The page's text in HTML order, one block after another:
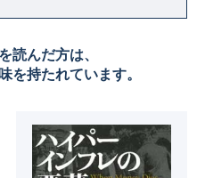
読んだ方は、
を持たれています。